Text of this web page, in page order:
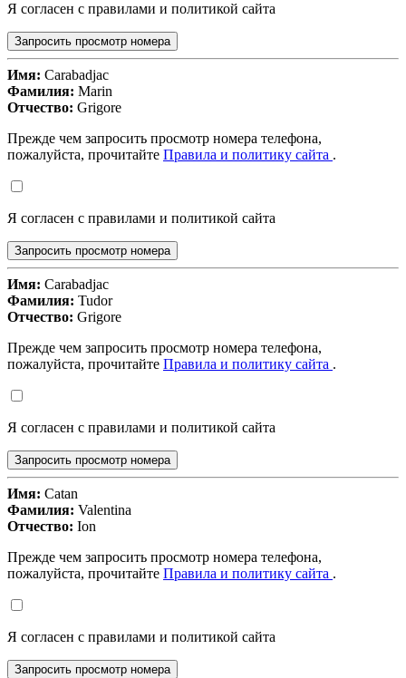
Я согласен с правилами и политикой сайта
Запросить просмотр номера
Имя: Carabadjac
Фамилия: Marin
Отчество: Grigore
Прежде чем запросить просмотр номера телефона,
пожалуйста, прочитайте Правила и политику сайта .
Я согласен с правилами и политикой сайта
Запросить просмотр номера
Имя: Carabadjac
Фамилия: Tudor
Отчество: Grigore
Прежде чем запросить просмотр номера телефона,
пожалуйста, прочитайте Правила и политику сайта .
Я согласен с правилами и политикой сайта
Запросить просмотр номера
Имя: Catan
Фамилия: Valentina
Отчество: Ion
Прежде чем запросить просмотр номера телефона,
пожалуйста, прочитайте Правила и политику сайта .
Я согласен с правилами и политикой сайта
Запросить просмотр номера